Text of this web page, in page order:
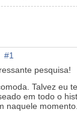
#1
pesquisa!
Talvez eu
em todo o
naquele